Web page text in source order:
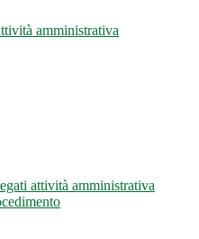
amministrativa
attività amministrativa